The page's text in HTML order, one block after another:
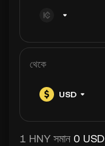
থেকে
USD
1 HNY সমান 0 USD